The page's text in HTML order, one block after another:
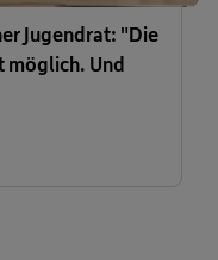
Jugendrat: "Die
möglich. Und